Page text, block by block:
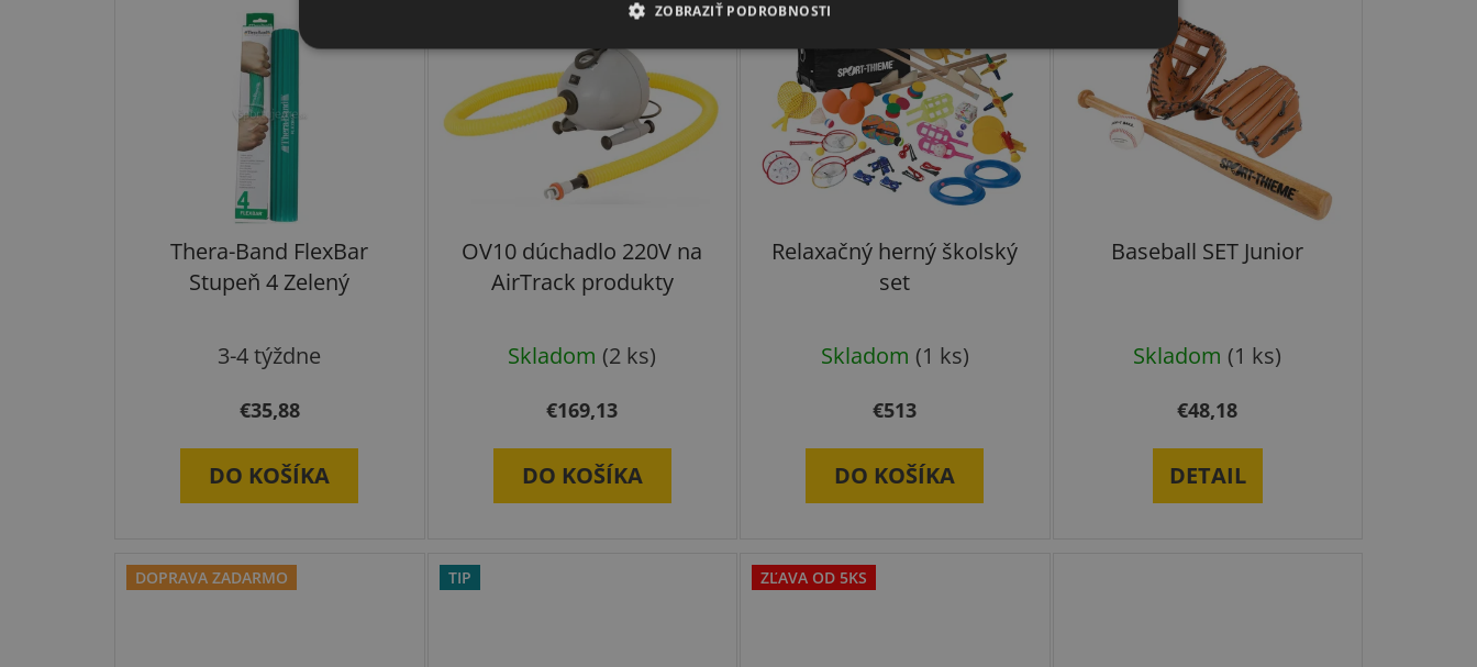
Thera-Band FlexBar
Stupeň 4 Zelený
produktu
je
5,0
5
hviezdičiek.
3-4 týždne
€35,88
DO KOŠÍKA
OV10 dúchadlo 220V na
AirTrack produkty
Skladom (2 ks)
€169,13
DO KOŠÍKA
DOPRAVA ZADARMO
Relaxačný herný školský
set
Skladom (1 ks)
€513
DO KOŠÍKA
Baseball SET Junior
Skladom (1 ks)
€48,18
DETAIL
DOPRAVA ZADARMO TIP ZĽAVA OD 5KS
ZOBRAZIŤ PODROBNOSTI